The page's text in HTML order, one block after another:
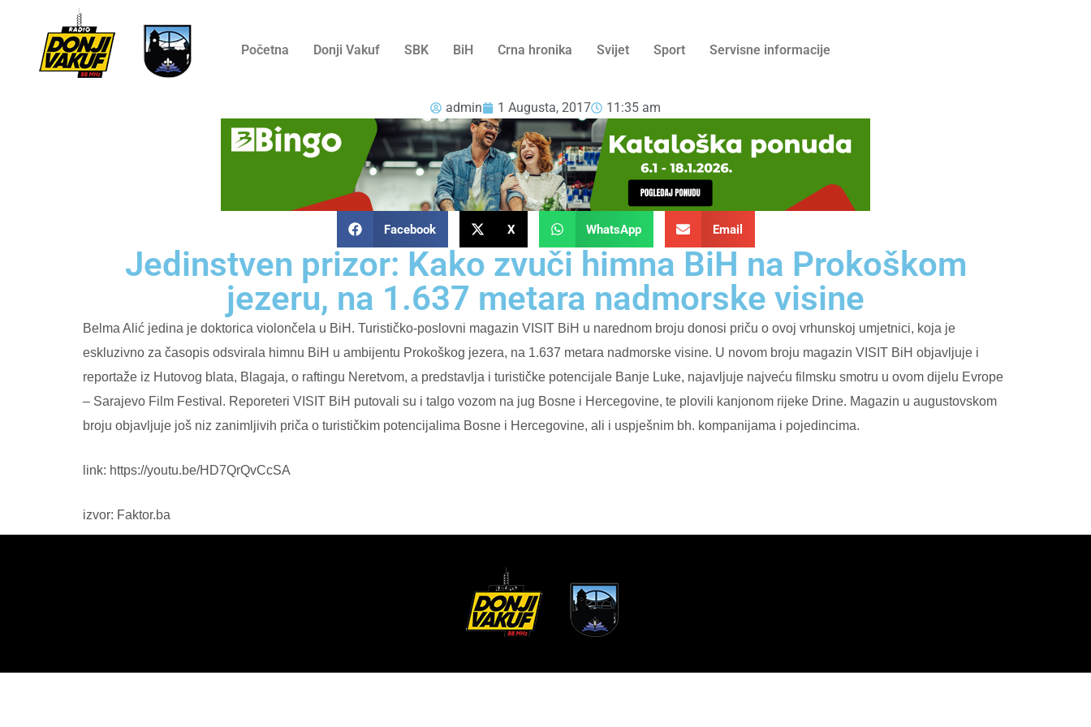
Početna Donji Vakuf SBK BiH Crna hronika Svijet Sport Servisne informacije
admin 1 Augusta, 2017 11:35 am
Facebook X WhatsApp Email
Jedinstven prizor: Kako zvuči himna BiH na Prokoškom
jezeru, na 1.637 metara nadmorske visine
Belma Alić jedina je doktorica violončela u BiH. Turističko-poslovni magazin VISIT BiH u narednom broju donosi priču o ovoj vrhunskoj umjetnici, koja je
eskluzivno za časopis odsvirala himnu BiH u ambijentu Prokoškog jezera, na 1.637 metara nadmorske visine. U novom broju magazin VISIT BiH objavljuje i
reportaže iz Hutovog blata, Blagaja, o raftingu Neretvom, a predstavlja i turističke potencijale Banje Luke, najavljuje najveću filmsku smotru u ovom dijelu Evrope
– Sarajevo Film Festival. Reporeteri VISIT BiH putovali su i talgo vozom na jug Bosne i Hercegovine, te plovili kanjonom rijeke Drine. Magazin u augustovskom
broju objavljuje još niz zanimljivih priča o turističkim potencijalima Bosne i Hercegovine, ali i uspješnim bh. kompanijama i pojedincima.
link: https://youtu.be/HD7QrQvCcSA
izvor: Faktor.ba